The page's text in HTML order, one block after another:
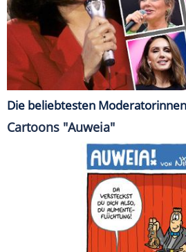
Die beliebtesten
Cartoons "Auweia"